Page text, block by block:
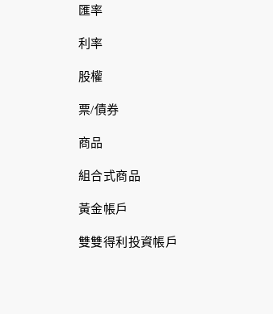
匯率
利率
股權
票/債券
商品
組合式商品
黃金帳戶
雙雙得利投資帳戶